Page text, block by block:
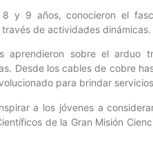
y 9 años, conocieron el
de actividades dinámicas.
aprendieron sobre el arduo
Desde los cables de cobre
para brindar
a los jóvenes a
de la Gran Misión